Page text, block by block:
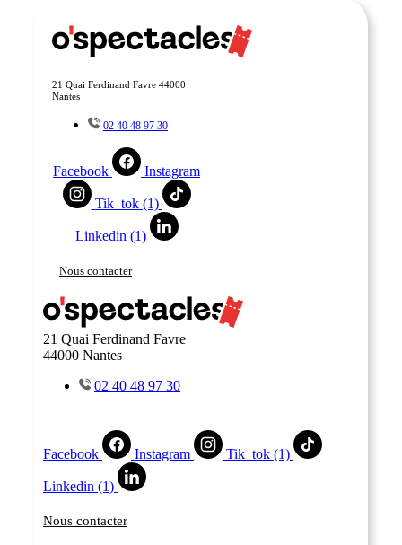
21 Quai Ferdinand Favre 44000
Nantes
02 40 48 97 30
Facebook Instagram
Tik_tok (1)
Linkedin (1)
Nous contacter
21 Quai Ferdinand Favre
44000 Nantes
02 40 48 97 30
Facebook Instagram Tik_tok (1)
Linkedin (1)
Nous contacter